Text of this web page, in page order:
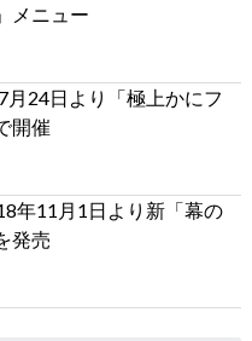
メニュー
月24日より「極上かにフ
開催
年11月1日より新「幕の
発売